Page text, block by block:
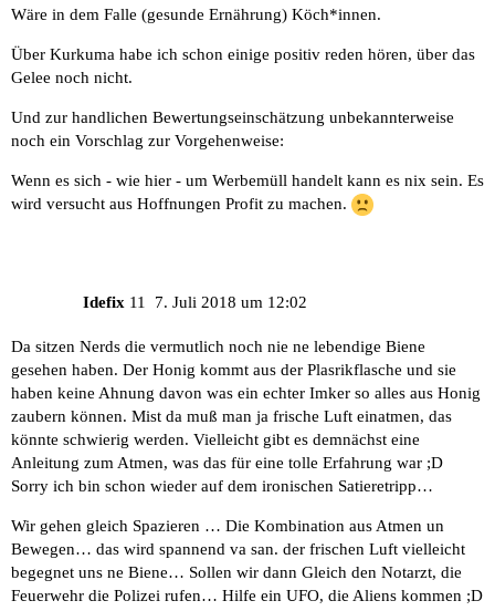
Wäre in dem Falle (gesunde Ernährung) Köch*innen.
Über Kurkuma habe ich schon einige positiv reden hören, über das
Gelee noch nicht.
Und zur handlichen Bewertungseinschätzung unbekannterweise
noch ein Vorschlag zur Vorgehenweise:
Wenn es sich - wie hier - um Werbemüll handelt kann es nix sein. Es
wird versucht aus Hoffnungen Profit zu machen.
Idefix 7. Juli 2018 um 12:02
11
Da sitzen Nerds die vermutlich noch nie ne lebendige Biene
gesehen haben. Der Honig kommt aus der Plasrikflasche und sie
haben keine Ahnung davon was ein echter Imker so alles aus Honig
zaubern können. Mist da muß man ja frische Luft einatmen, das
könnte schwierig werden. Vielleicht gibt es demnächst eine
Anleitung zum Atmen, was das für eine tolle Erfahrung war ;D
Sorry ich bin schon wieder auf dem ironischen Satieretripp…
Wir gehen gleich Spazieren … Die Kombination aus Atmen un
Bewegen… das wird spannend va san. der frischen Luft vielleicht
begegnet uns ne Biene… Sollen wir dann Gleich den Notarzt, die
Feuerwehr die Polizei rufen… Hilfe ein UFO, die Aliens kommen ;D